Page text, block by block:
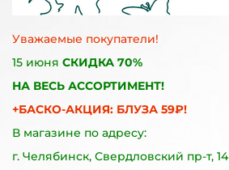
Уважаемые покупатели!
15 июня СКИДКА 70%
НА ВЕСЬ АССОРТИМЕНТ!
+БАСКО-АКЦИЯ: БЛУЗА 59₽!
В магазине по адресу:
г. Челябинск, Свердловский пр-т, 14